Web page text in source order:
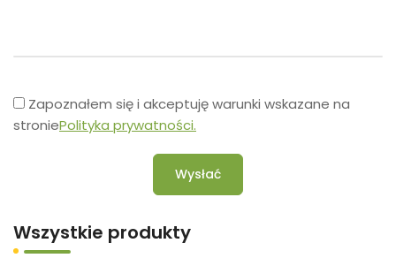
Zapoznałem się i akceptuję warunki wskazane na
stroniePolityka prywatności.
Wysłać
Wszystkie produkty